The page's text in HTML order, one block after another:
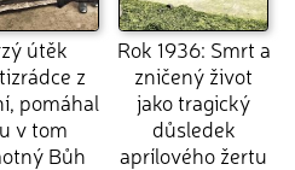
útěk
z
pomáhal
v tom
Bůh
Rok 1936: Smrt a
zničený život
jako tragický
důsledek
aprílového žertu